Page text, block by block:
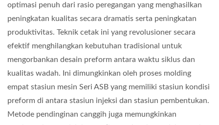
optimasi penuh dari rasio peregangan yang menghasilkan
peningkatan kualitas secara dramatis serta peningkatan
produktivitas. Teknik cetak ini yang revolusioner secara
efektif menghilangkan kebutuhan tradisional untuk
mengorbankan desain preform antara waktu siklus dan
kualitas wadah. Ini dimungkinkan oleh proses molding
empat stasiun mesin Seri ASB yang memiliki stasiun kondisi
preform di antara stasiun injeksi dan stasiun pembentukan.
Metode pendinginan canggih juga memungkinkan